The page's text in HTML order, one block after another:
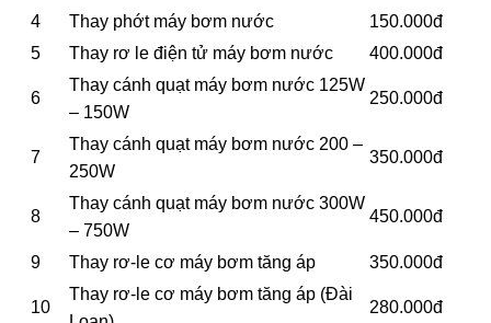
4 Thay phớt máy bơm nước
150.000đ
5
Thay rơ le điện tử máy bơm nước 400.000đ
6
Thay cánh quạt máy bơm nước 125W
– 150W
250.000đ
7
Thay cánh quạt máy bơm nước 200 –
250W
350.000đ
8
Thay cánh quạt máy bơm nước 300W
– 750W
450.000đ
9 Thay rơ-le cơ máy bơm tăng áp 350.000đ
10
Thay rơ-le cơ máy bơm tăng áp (Đài
280.000đ